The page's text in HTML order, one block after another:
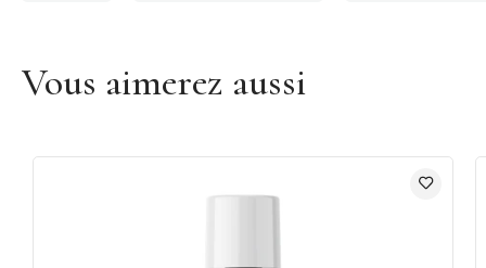
Vous aimerez aussi